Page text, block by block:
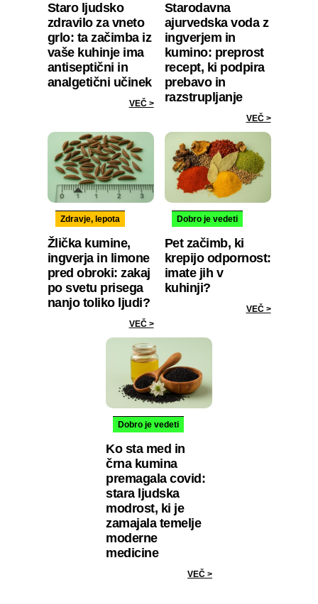
Staro ljudsko
zdravilo za vneto
grlo: ta začimba iz
vaše kuhinje ima
antiseptični in
analgetični učinek
VEČ >
Starodavna
ajurvedska voda z
ingverjem in
kumino: preprost
recept, ki podpira
prebavo in
razstrupljanje
VEČ >
Zdravje, lepota
Žlička kumine,
ingverja in limone
pred obroki: zakaj
po svetu prisega
nanjo toliko ljudi?
VEČ >
Dobro je vedeti
Pet začimb, ki
krepijo odpornost:
imate jih v
kuhinji?
VEČ >
Dobro je vedeti
Ko sta med in
črna kumina
premagala covid:
stara ljudska
modrost, ki je
zamajala temelje
moderne
medicine
VEČ >